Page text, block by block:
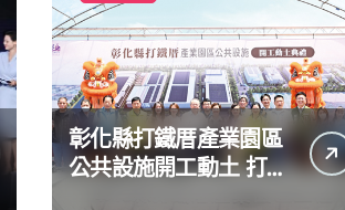
彰化縣打鐵厝產業園區
公共設施開工動土 打造